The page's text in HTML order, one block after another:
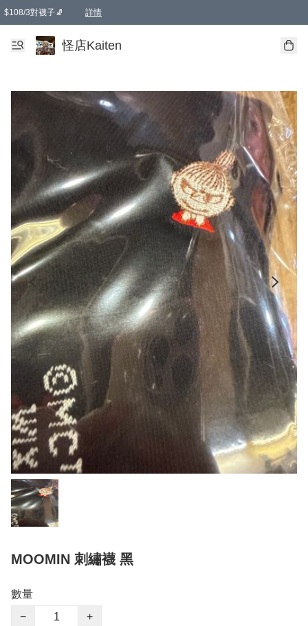
$108/3對襪子🧦 詳情
卡通傘☂️2把8折
購物滿 HKD 650.00即享免運費優惠！（適用於 本地送貨、本地取貨 )
怪店Kaiten
MOOMIN 刺繡襪 黑
數量
−
+